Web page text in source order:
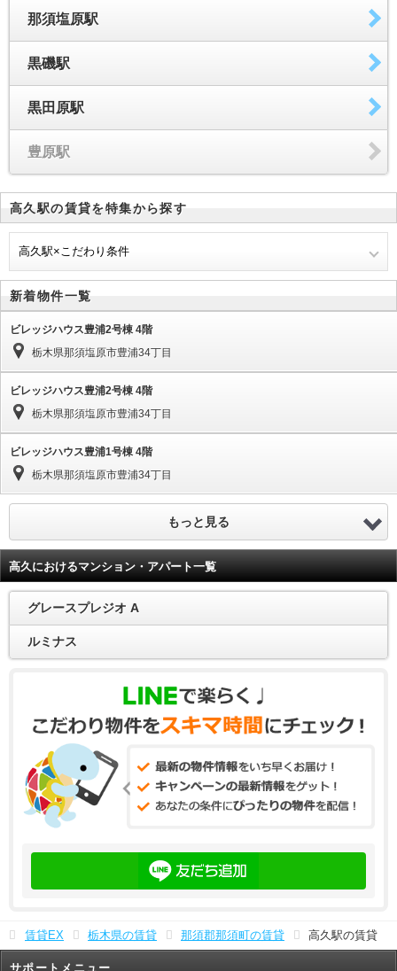
那須塩原駅
黒磯駅
黒田原駅
豊原駅
高久駅の賃貸を特集から探す
高久駅×こだわり条件
新着物件一覧
ビレッジハウス豊浦2号棟 4階
栃木県那須塩原市豊浦34丁目
ビレッジハウス豊浦2号棟 4階
栃木県那須塩原市豊浦34丁目
ビレッジハウス豊浦1号棟 4階
栃木県那須塩原市豊浦34丁目
もっと見る
高久におけるマンション・アパート一覧
グレースプレジオ A
ルミナス
賃貸EX 栃木県の賃貸 那須郡那須町の賃貸 高久駅の賃貸
サポートメニュー